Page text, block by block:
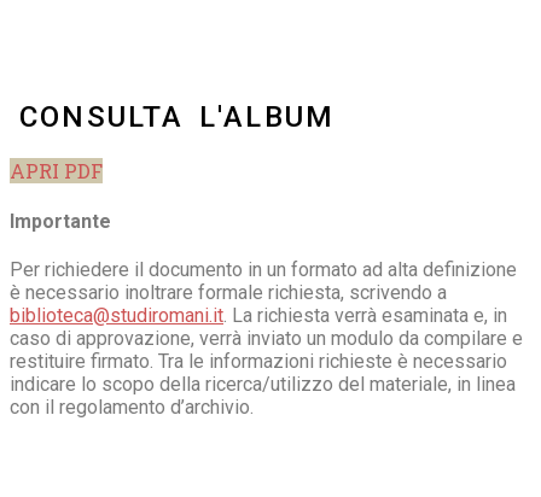
CONSULTA L'ALBUM
APRI PDF
Importante
Per richiedere il documento in un formato ad alta definizione
è necessario inoltrare formale richiesta, scrivendo a
biblioteca@studiromani.it. La richiesta verrà esaminata e, in
caso di approvazione, verrà inviato un modulo da compilare e
restituire firmato. Tra le informazioni richieste è necessario
indicare lo scopo della ricerca/utilizzo del materiale, in linea
con il regolamento d’archivio.